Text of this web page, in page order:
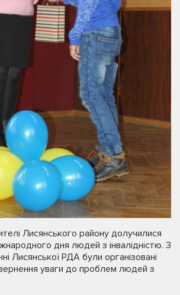
Лисянського району долучилися
дня людей з інвалідністю. 3
Лисянської РДА були організовані
уваги до проблем людей з